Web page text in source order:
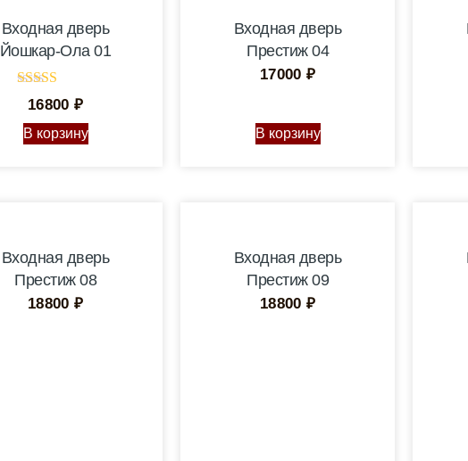
Входная дверь
Йошкар-Ола 01
Оценка
5.00
из 5
16800 ₽
В корзину
Входная дверь
Престиж 04
17000 ₽
В корзину
Входная дверь
Престиж 08
18800 ₽
Входная дверь
Престиж 09
18800 ₽